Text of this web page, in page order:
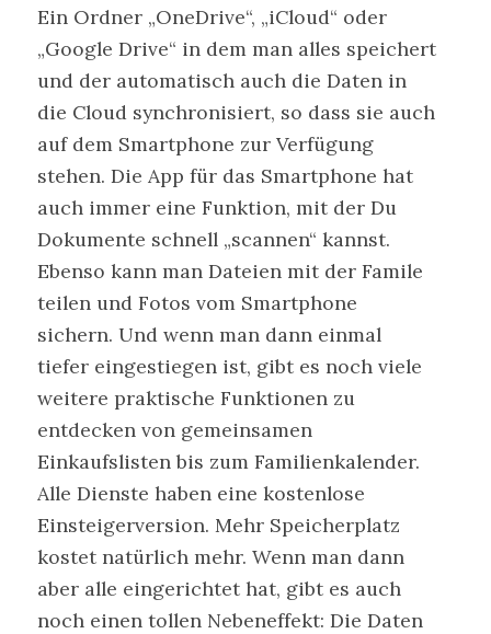
Ein Ordner „OneDrive“, „iCloud“ oder
„Google Drive“ in dem man alles speichert
und der automatisch auch die Daten in
die Cloud synchronisiert, so dass sie auch
auf dem Smartphone zur Verfügung
stehen. Die App für das Smartphone hat
auch immer eine Funktion, mit der Du
Dokumente schnell „scannen“ kannst.
Ebenso kann man Dateien mit der Famile
teilen und Fotos vom Smartphone
sichern. Und wenn man dann einmal
tiefer eingestiegen ist, gibt es noch viele
weitere praktische Funktionen zu
entdecken von gemeinsamen
Einkaufslisten bis zum Familienkalender.
Alle Dienste haben eine kostenlose
Einsteigerversion. Mehr Speicherplatz
kostet natürlich mehr. Wenn man dann
aber alle eingerichtet hat, gibt es auch
noch einen tollen Nebeneffekt: Die Daten